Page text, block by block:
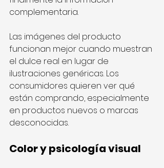
complementaria.
Las imágenes del producto
funcionan mejor cuando muestran
el dulce real en lugar de
ilustraciones genéricas. Los
consumidores quieren ver qué
están comprando, especialmente
en productos nuevos o marcas
desconocidas.
Color y psicología visual